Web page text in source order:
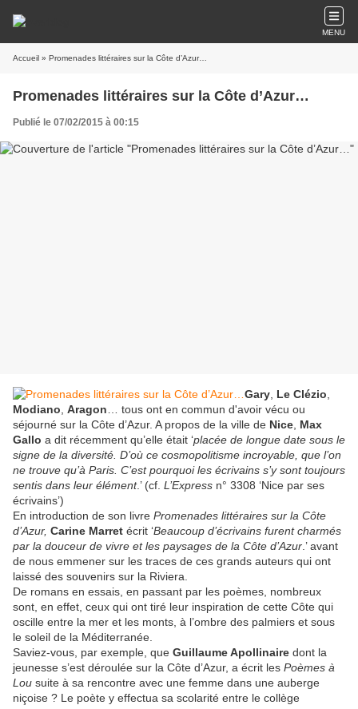
MENU
Accueil » Promenades littéraires sur la Côte d’Azur…
Promenades littéraires sur la Côte d’Azur…
Publié le 07/02/2015 à 00:15
Gary Le Clézio
Modiano Aragon … tous ont en commun d'avoir vécu ou
séjourné sur la Côte d’Azur. A propos de la ville de Nice Max
Gallo a dit récemment qu’elle était ‘placée de longue date sous le
signe de la diversité. D’où ce cosmopolitisme incroyable, que l’on
ne trouve qu’à Paris. C’est pourquoi les écrivains s’y sont toujours
sentis dans leur élément.’ (cf. L’Express n° 3308 ‘Nice par ses
écrivains’)
En introduction de son livre Promenades littéraires sur la Côte
d’Azur, Carine Marret écrit ‘Beaucoup d’écrivains furent charmés
par la douceur de vivre et les paysages de la Côte d’Azur .’ avant
de nous emmener sur les traces de ces grands auteurs qui ont
laissé des souvenirs sur la Riviera.
De romans en essais, en passant par les poèmes, nombreux
sont, en effet, ceux qui ont tiré leur inspiration de cette Côte qui
oscille entre la mer et les monts, à l’ombre des palmiers et sous
le soleil de la Méditerranée.
Saviez-vous, par exemple, que Guillaume Apollinaire dont la
jeunesse s’est déroulée sur la Côte d’Azur, a écrit les Poèmes à
Lou suite à sa rencontre avec une femme dans une auberge
niçoise ? Le poète y effectua sa scolarité entre le collège